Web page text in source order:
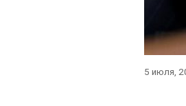
5 июля,